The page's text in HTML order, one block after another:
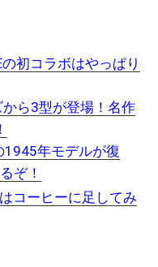
初コラボはやっぱり
ら3型が登場！名作
年モデルが復
ぞ！
コーヒーに足してみ